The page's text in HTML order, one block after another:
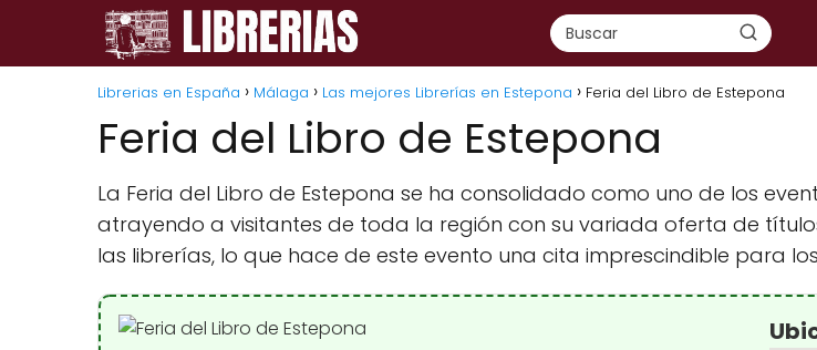
Librerias en España Málaga Las mejores Librerías en Estepona Feria del Libro de Estepona
Feria del Libro de Estepona
La Feria del Libro de Estepona se ha consolidado como uno de los
atrayendo a visitantes de toda la región con su variada oferta de
las librerías, lo que hace de este evento una cita imprescindible para